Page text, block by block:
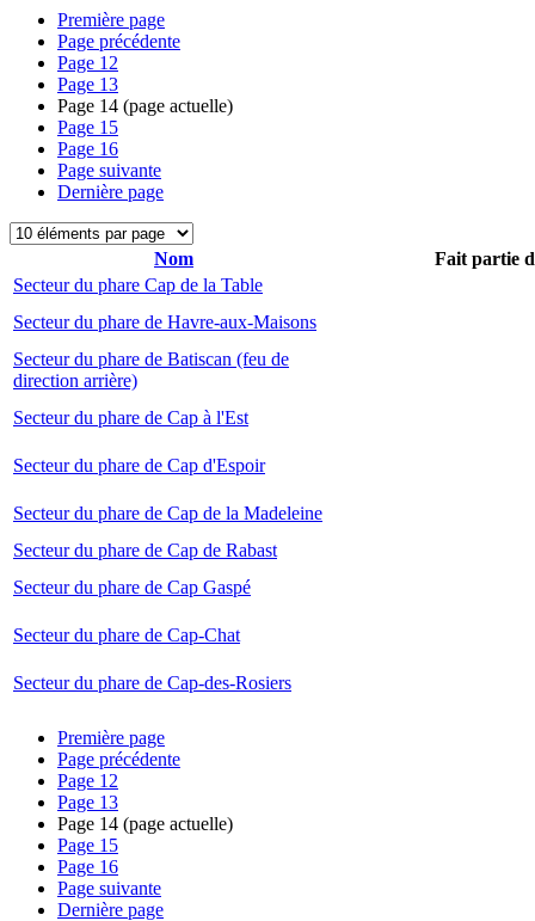
Première page
Page précédente
Page 12
Page 13
Page 14 (page actuelle)
Page 15
Page 16
Page suivante
Dernière page
Nom
Fait partie
Secteur du phare Cap de la Table
Secteur du phare de Havre-aux-Maisons
Secteur du phare de Batiscan (feu de
direction arrière)
Secteur du phare de Cap à l'Est
Secteur du phare de Cap d'Espoir
Secteur du phare de Cap de la Madeleine
Secteur du phare de Cap de Rabast
Secteur du phare de Cap Gaspé
Secteur du phare de Cap-Chat
Secteur du phare de Cap-des-Rosiers
Première page
Page précédente
Page 12
Page 13
Page 14 (page actuelle)
Page 15
Page 16
Page suivante
Dernière page